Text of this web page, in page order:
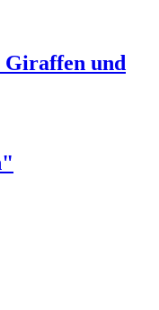
und